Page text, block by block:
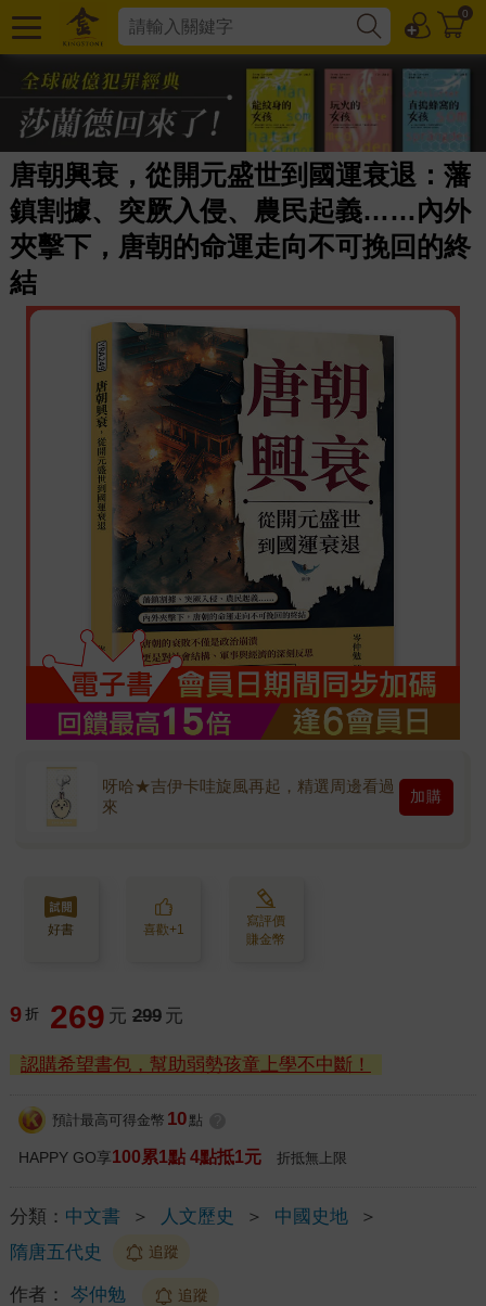
0
唐朝興衰，從開元盛世到國運衰退：藩
鎮割據、突厥入侵、農民起義……內外
夾擊下，唐朝的命運走向不可挽回的終
結
呀哈★吉伊卡哇旋風再起，精選周邊看過
來
加購
好書 喜歡+1
寫評價
賺金幣
9 折 269 元 299 元
認購希望書包，幫助弱勢孩童上學不中斷！
預計最高可得金幣 10 點
HAPPY GO享100累1點 4點抵1元 折抵無上限
分類： 中文書 ＞ 人文歷史 ＞ 中國史地
＞
隋唐五代史
追蹤
作者： 岑仲勉 追蹤